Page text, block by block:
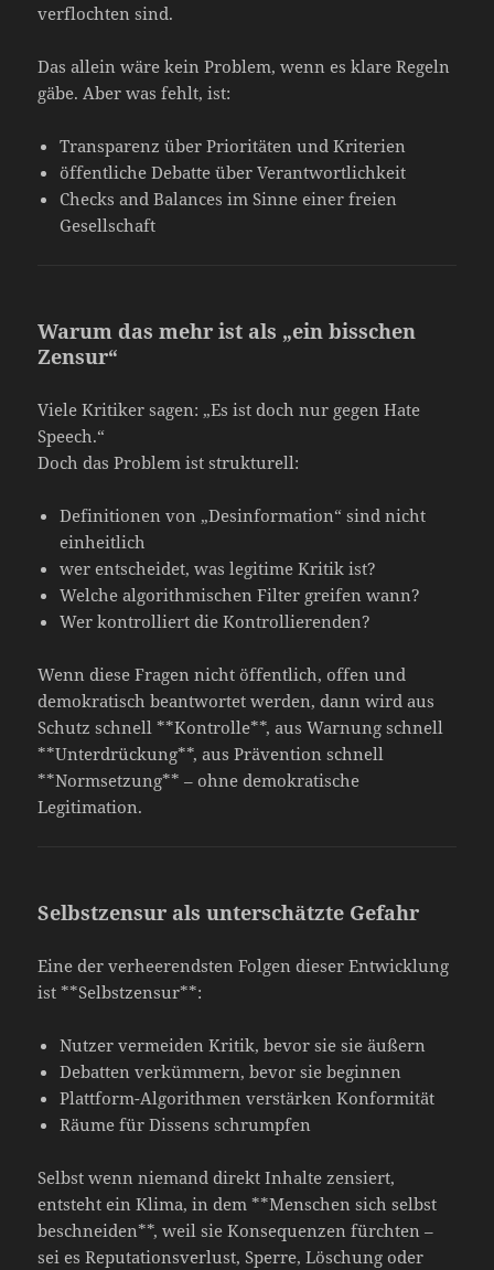
verflochten sind.
Das allein wäre kein Problem, wenn es klare Regeln
gäbe. Aber was fehlt, ist:
Transparenz über Prioritäten und Kriterien
öffentliche Debatte über Verantwortlichkeit
Checks and Balances im Sinne einer freien
Gesellschaft
Warum das mehr ist als „ein bisschen
Zensur“
Viele Kritiker sagen: „Es ist doch nur gegen Hate
Speech.“
Doch das Problem ist strukturell:
Definitionen von „Desinformation“ sind nicht
einheitlich
wer entscheidet, was legitime Kritik ist?
Welche algorithmischen Filter greifen wann?
Wer kontrolliert die Kontrollierenden?
Wenn diese Fragen nicht öffentlich, offen und
demokratisch beantwortet werden, dann wird aus
Schutz schnell **Kontrolle**, aus Warnung schnell
**Unterdrückung**, aus Prävention schnell
**Normsetzung** – ohne demokratische
Legitimation.
Selbstzensur als unterschätzte Gefahr
Eine der verheerendsten Folgen dieser Entwicklung
ist **Selbstzensur**:
Nutzer vermeiden Kritik, bevor sie sie äußern
Debatten verkümmern, bevor sie beginnen
Plattform-Algorithmen verstärken Konformität
Räume für Dissens schrumpfen
Selbst wenn niemand direkt Inhalte zensiert,
entsteht ein Klima, in dem **Menschen sich selbst
beschneiden**, weil sie Konsequenzen fürchten –
sei es Reputationsverlust, Sperre, Löschung oder